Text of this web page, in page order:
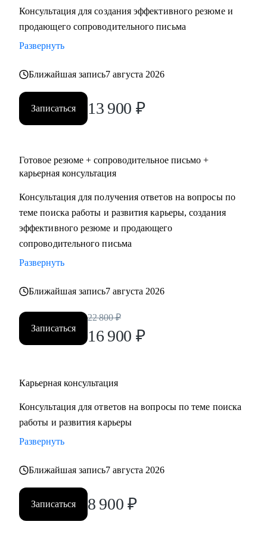
• Два высших образования - Менеджмент и Стратегическое
управление персоналом. Дополнительное образование в
сфере коучинга и карьерного консультирования.
С чем помогу:
• Нет приглашений на интервью - разберем, почему рынок
не видит вашу ценность, и исправим.
• Не знаете, как выгодно представить опыт - соберем
• Перерыв в работе, разнородный бэкграунд (нелинейный
которая закроет вопросы нанимающей стороны.
• Карьерный переход или выход на новый уровень дохода -
выстроим стратегию с конкретными шагами.
• Готовитесь к важному интервью - отработаем ответы и
подсветим сильные стороны.
тренды и ваше позиционирование.
плыть по течению, но не знаете с чего начать ;)
глубокой экспертизы и использования в работе различных
Консультация для создания эффективного резюме и
продающего сопроводительного письма
Развернуть
Ближайшая запись7 августа 2026
Записаться 13 900 ₽
Готовое резюме + сопроводительное письмо +
карьерная консультация
Консультация для получения ответов на вопросы по
теме поиска работы и развития карьеры, создания
эффективного резюме и продающего
сопроводительного письма
Развернуть
Ближайшая запись7 августа 2026
Записаться
22 800 ₽
16 900 ₽
Карьерная консультация
Консультация для ответов на вопросы по теме поиска
работы и развития карьеры
Развернуть
Ближайшая запись7 августа 2026
Записаться 8 900 ₽